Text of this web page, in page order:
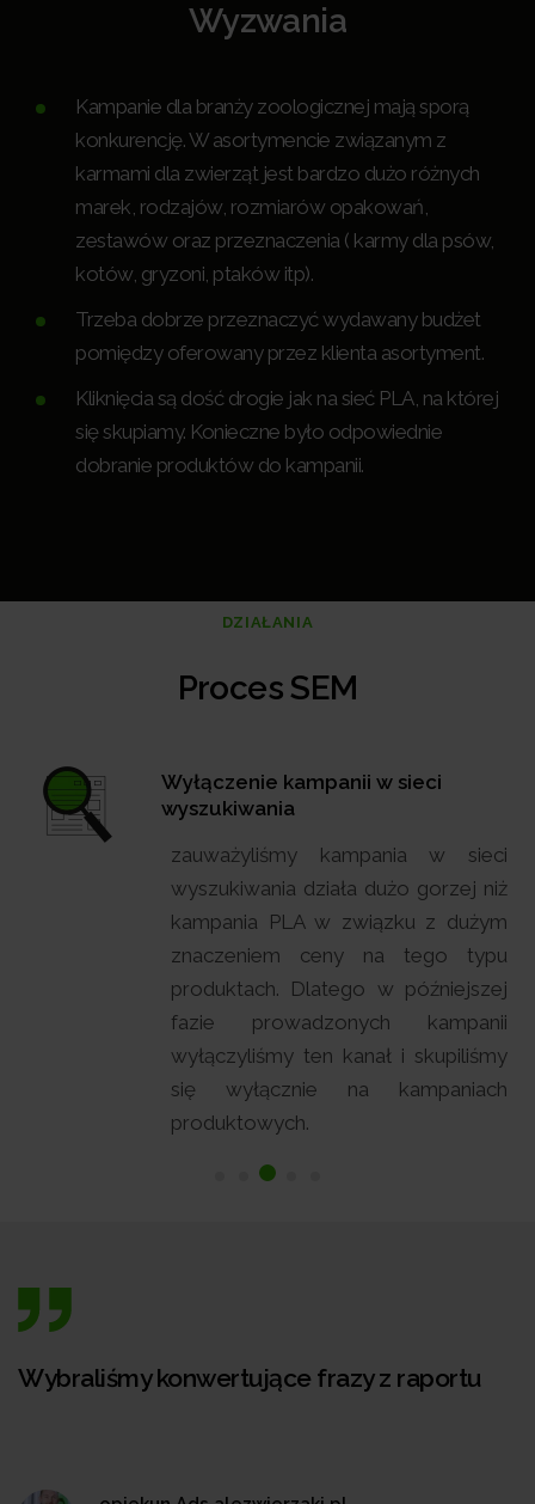
Wyzwania
Kampanie dla branży zoologicznej mają sporą
konkurencję. W asortymencie związanym z
karmami dla zwierząt jest bardzo dużo różnych
marek, rodzajów, rozmiarów opakowań,
zestawów oraz przeznaczenia ( karmy dla psów,
kotów, gryzoni, ptaków itp).
Trzeba dobrze przeznaczyć wydawany budżet
pomiędzy oferowany przez klienta asortyment.
Kliknięcia są dość drogie jak na sieć PLA, na której
się skupiamy. Konieczne było odpowiednie
dobranie produktów do kampanii.
DZIAŁANIA
Proces SEM
Wyłączenie kampanii w sieci
wyszukiwania
zauważyliśmy kampania w sieci
wyszukiwania działa dużo gorzej niż
kampania PLA w związku z dużym
znaczeniem ceny na tego typu
produktach. Dlatego w późniejszej
fazie prowadzonych kampanii
wyłączyliśmy ten kanał i skupiliśmy
się wyłącznie na kampaniach
produktowych.
Wybraliśmy konwertujące frazy z raportu